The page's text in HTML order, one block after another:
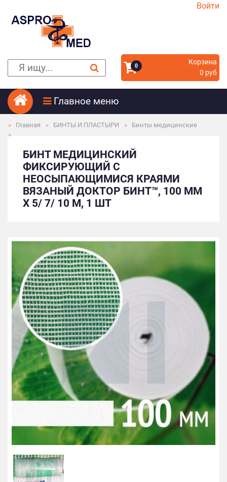
Войти
0
Корзина
0 руб
Главное меню
Главная БИНТЫ И ПЛАСТЫРИ Бинты медицинские
БИНТ МЕДИЦИНСКИЙ
ФИКСИРУЮЩИЙ С
НЕОСЫПАЮЩИМИСЯ КРАЯМИ
ВЯЗАНЫЙ ДОКТОР БИНТ™, 100 ММ
Х 5/ 7/ 10 М, 1 ШТ